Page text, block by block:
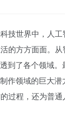
技世界中，人工
的方方面面。
到了各个领域
作领域的巨大
过程，还为普